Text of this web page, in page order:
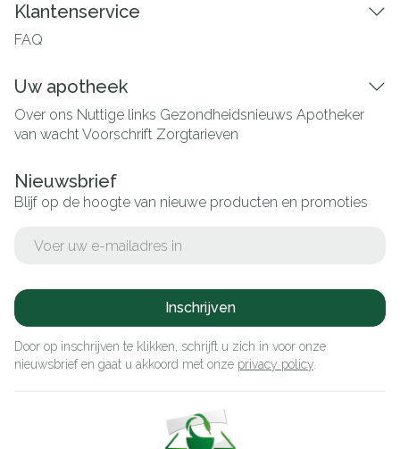
Klantenservice
FAQ
Uw apotheek
Over ons Nuttige links Gezondheidsnieuws Apotheker
van wachtVoorschrift Zorgtarieven
Nieuwsbrief
Blijf op de hoogte van nieuwe producten en promoties
Inschrijven
Door op inschrijven te klikken, schrijft u zich in voor onze
nieuwsbrief en gaat u akkoord met onze privacy policy